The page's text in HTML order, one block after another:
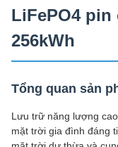
LiFePO4
256kWh
Tổng quan sản
Lưu trữ năng lượng
mặt trời gia đình đáng